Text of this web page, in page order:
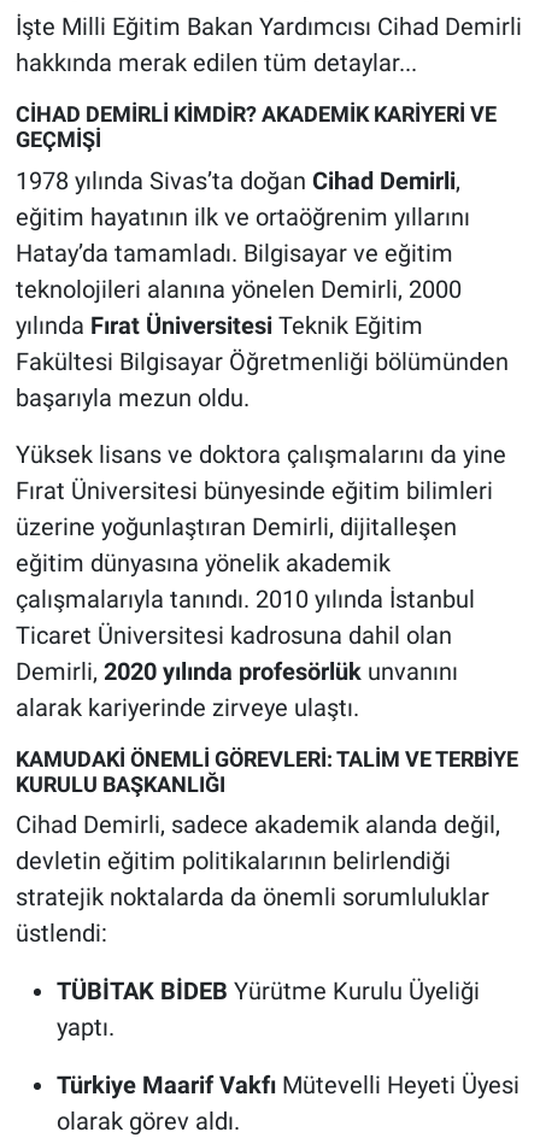
İşte Milli Eğitim Bakan Yardımcısı Cihad Demirli
hakkında merak edilen tüm detaylar...
CİHAD DEMİRLİ KİMDİR? AKADEMİK KARİYERİ VE
GEÇMİŞİ
1978 yılında Sivas’ta doğan Cihad Demirli,
eğitim hayatının ilk ve ortaöğrenim yıllarını
Hatay’da tamamladı. Bilgisayar ve eğitim
teknolojileri alanına yönelen Demirli, 2000
yılında Fırat ÜniversitesiTeknik Eğitim
Fakültesi Bilgisayar Öğretmenliği bölümünden
başarıyla mezun oldu.
Yüksek lisans ve doktora çalışmalarını da yine
Fırat Üniversitesi bünyesinde eğitim bilimleri
üzerine yoğunlaştıran Demirli, dijitalleşen
eğitim dünyasına yönelik akademik
çalışmalarıyla tanındı. 2010 yılında İstanbul
Ticaret Üniversitesi kadrosuna dahil olan
Demirli, 2020 yılında profesörlükunvanını
alarak kariyerinde zirveye ulaştı.
KAMUDAKİ ÖNEMLİ GÖREVLERİ: TALİM VE TERBİYE
KURULU BAŞKANLIĞI
Cihad Demirli, sadece akademik alanda değil,
devletin eğitim politikalarının belirlendiği
stratejik noktalarda da önemli sorumluluklar
üstlendi:
TÜBİTAK BİDEB Yürütme Kurulu Üyeliği
yaptı.
Türkiye Maarif VakfıMütevelli Heyeti Üyesi
olarak görev aldı.